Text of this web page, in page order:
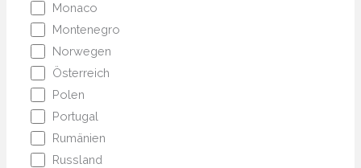
Monaco
Montenegro
Norwegen
Österreich
Polen
Portugal
Rumänien
Russland